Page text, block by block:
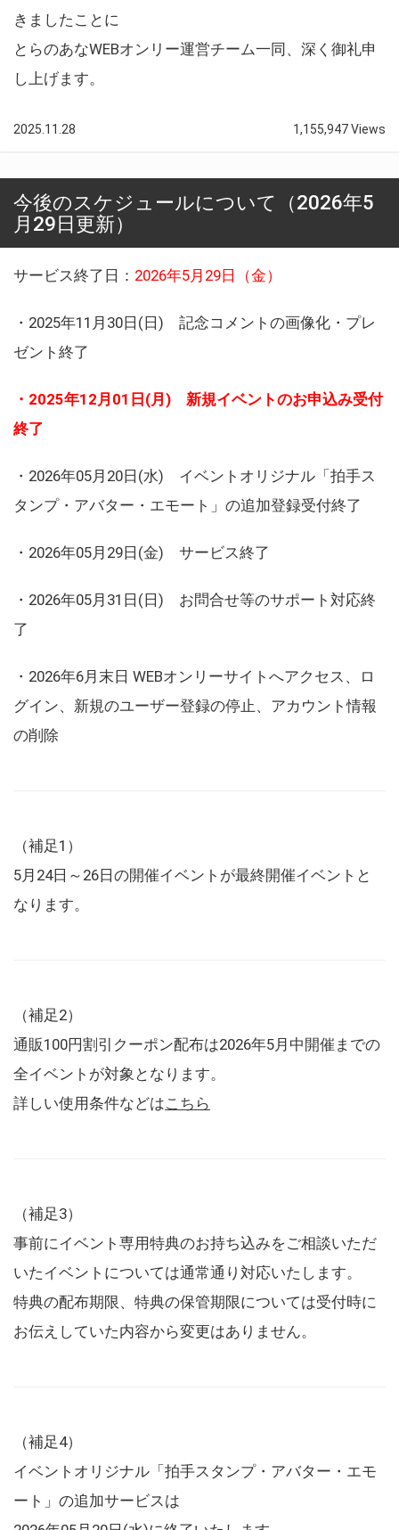
きましたことに
とらのあなWEBオンリー運営チーム一同、深く御礼申
し上げます。
2025.11.28 1,155,947 Views
今後のスケジュールについて（2026年5
月29日更新）
サービス終了日： 2026年5月29日（金）
・2025年11月30日(日) 記念コメントの画像化・プレ
ゼント終了
・2025年12月01日(月) 新規イベントのお申込み受付
終了
・2026年05月20日(水) イベントオリジナル「拍手ス
タンプ・アバター・エモート」の追加登録受付終了
・2026年05月29日(金) サービス終了
・2026年05月31日(日) お問合せ等のサポート対応終
了
・2026年6月末日 WEBオンリーサイトへアクセス、ロ
グイン、新規のユーザー登録の停止、アカウント情報
の削除
（補足1）
5月24日～26日の開催イベントが最終開催イベントと
なります。
（補足2）
通販100円割引クーポン配布は2026年5月中開催までの
全イベントが対象となります。
詳しい使用条件などはこちら
（補足3）
事前にイベント専用特典のお持ち込みをご相談いただ
いたイベントについては通常通り対応いたします。
特典の配布期限、特典の保管期限については受付時に
お伝えしていた内容から変更はありません。
（補足4）
イベントオリジナル「拍手スタンプ・アバター・エモ
ート」の追加サービスは